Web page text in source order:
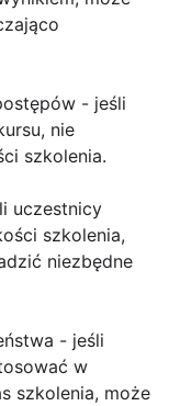
- jeśli
nie
szkolenia.
uczestnicy
szkolenia,
niezbędne
- jeśli
w
szkolenia, może